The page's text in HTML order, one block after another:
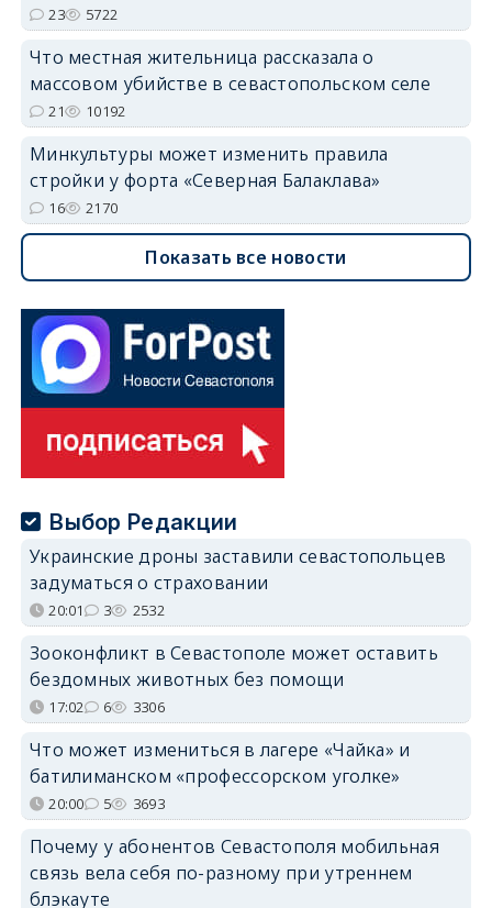
23 5722
Что местная жительница рассказала о
массовом убийстве в севастопольском селе
21 10192
Минкультуры может изменить правила
стройки у форта «Северная Балаклава»
16 2170
Показать все новости
Выбор Редакции
Украинские дроны заставили севастопольцев
задуматься о страховании
20:01 3 2532
Зооконфликт в Севастополе может оставить
бездомных животных без помощи
17:02 6 3306
Что может измениться в лагере «Чайка» и
батилиманском «профессорском уголке»
20:00 5 3693
Почему у абонентов Севастополя мобильная
связь вела себя по-разному при утреннем
блэкауте